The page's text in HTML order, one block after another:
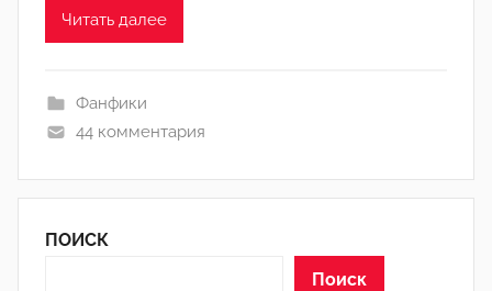
Читать далее
Фанфики
44 комментария
ПОИСК
Поиск